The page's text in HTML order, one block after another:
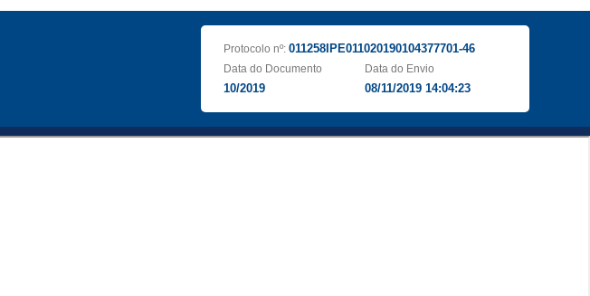
Protocolo nº: 011258IPE011020190104377701-46
Data do Documento
10/2019
Data do Envio
08/11/2019 14:04:23